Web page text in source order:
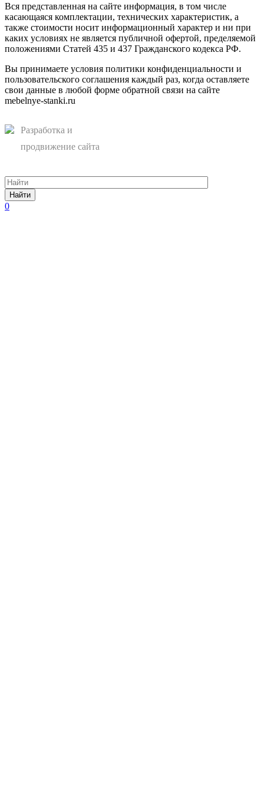
Вся представленная на сайте информация, в том числе
касающаяся комплектации, технических характеристик, а
также стоимости носит информационный характер и ни при
каких условиях не является публичной офертой, пределяемой
положениями Статей 435 и 437 Гражданского кодекса РФ.
Вы принимаете условия политики конфиденциальности и
пользовательского соглашения каждый раз, когда оставляете
свои данные в любой форме обратной связи на сайте
mebelnye-stanki.ru
Разработка и
продвижение сайта
Найти
0